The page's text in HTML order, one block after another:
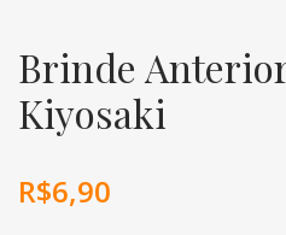
Brinde
Kiyosaki
R$6,90